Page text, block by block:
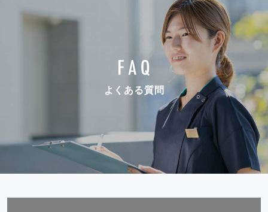
よくある質問